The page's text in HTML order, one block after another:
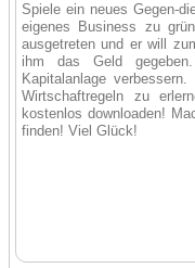
Spiele ein neues Gegen-
eigenes Business zu
ausgetreten und er will
ihm das Geld
Kapitalanlage
Wirtschaftregeln zu
kostenlos downloaden!
finden! Viel Glück!